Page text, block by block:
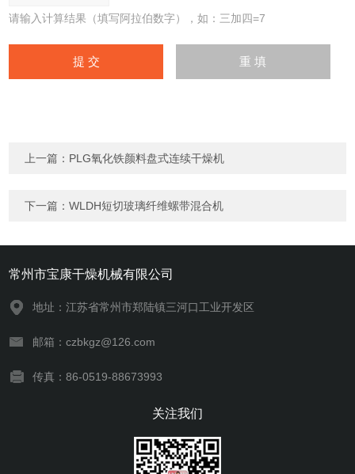
请输入计算结果（填写阿拉伯数字），如：三加四=7
上一篇： PLG氧化铁颜料盘式连续干燥机
下一篇：WLDH短切玻璃纤维螺带混合机
常州市宝康干燥机械有限公司
地址：江苏省常州市郑陆镇三河口工业开发区
邮箱：czbkgz@126.com
传真：86-0519-88673993
关注我们